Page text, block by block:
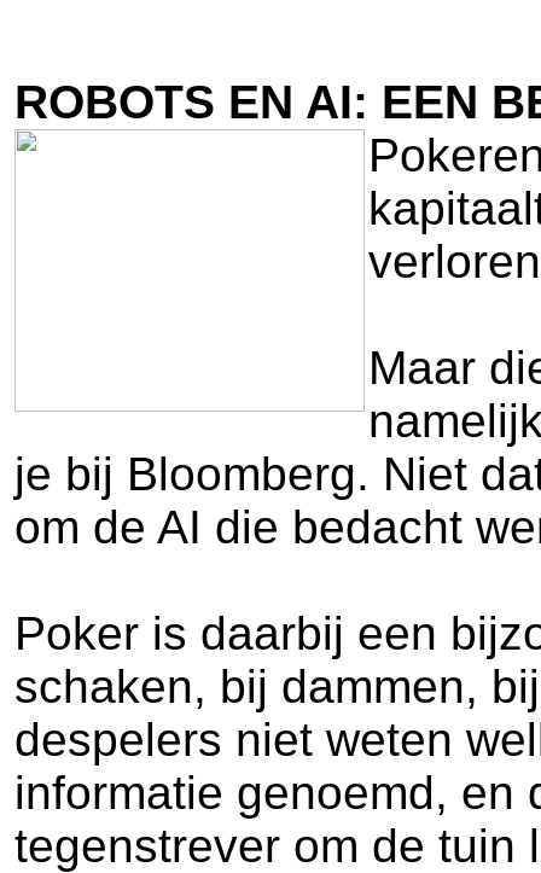
ROBOTS EN AI: EEN
Maar
je bij Bloomberg. Niet
om de AI die bedacht
Poker is daarbij een
schaken, bij dammen,
despelers niet weten
informatie genoemd, en
tegenstrever om de tuin